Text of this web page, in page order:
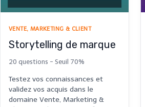
VENTE, MARKETING & CLIENT
Storytelling de marque
20 questions - Seuil 70%
Testez vos connaissances et
validez vos acquis dans le
domaine Vente, Marketing &